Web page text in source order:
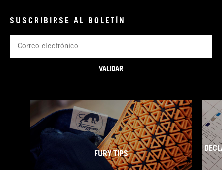
SUSCRIBIRSE AL BOLETÍN
electrónico
VALIDAR
FURY TIPS